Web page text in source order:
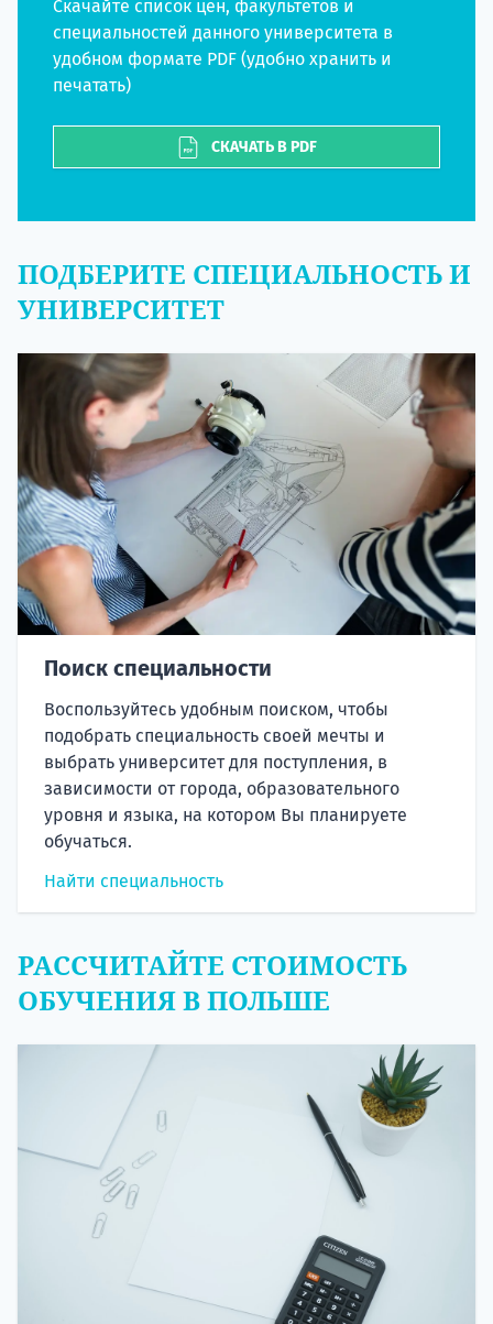
Скачайте список цен, факультетов и
специальностей данного университета в
удобном формате PDF (удобно хранить и
печатать)
СКАЧАТЬ В PDF
ПОДБЕРИТЕ СПЕЦИАЛЬНОСТЬ И
УНИВЕРСИТЕТ
Поиск специальности
Воспользуйтесь удобным поиском, чтобы
подобрать специальность своей мечты и
выбрать университет для поступления, в
зависимости от города, образовательного
уровня и языка, на котором Вы планируете
обучаться.
Найти специальность
РАССЧИТАЙТЕ СТОИМОСТЬ
ОБУЧЕНИЯ В ПОЛЬШЕ